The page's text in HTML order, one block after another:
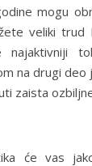
mogu
veliki trud
najaktivniji
na drugi deo
zaista
će vas